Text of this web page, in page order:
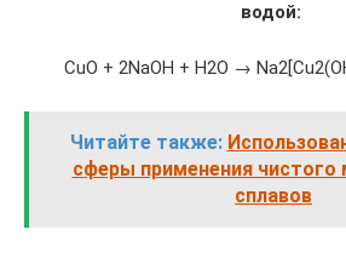
водой:
CuO + 2NaOH + H2O →
Читайте также:
сферы применения чистого
сплавов